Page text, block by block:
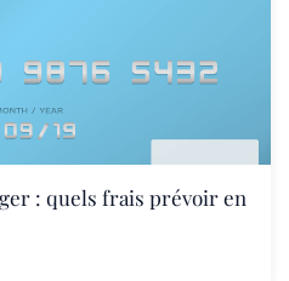
: quels frais prévoir en